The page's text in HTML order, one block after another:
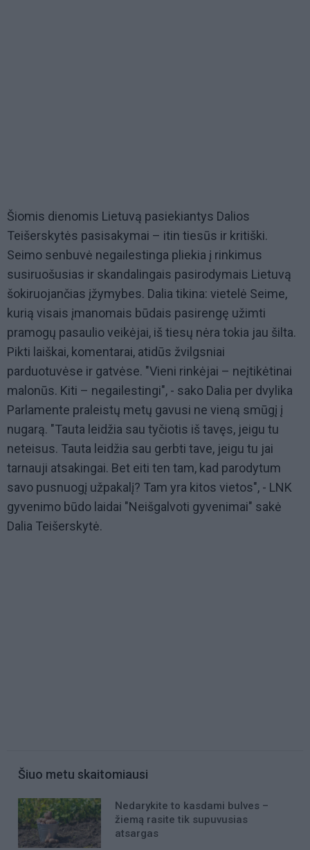
Šiomis dienomis Lietuvą pasiekiantys Dalios
Teišerskytės pasisakymai – itin tiesūs ir kritiški.
Seimo senbuvė negailestinga pliekia į rinkimus
susiruošusias ir skandalingais pasirodymais Lietuvą
šokiruojančias įžymybes. Dalia tikina: vietelė Seime,
kurią visais įmanomais būdais pasirengę užimti
pramogų pasaulio veikėjai, iš tiesų nėra tokia jau šilta.
Pikti laiškai, komentarai, atidūs žvilgsniai
parduotuvėse ir gatvėse. "Vieni rinkėjai – neįtikėtinai
malonūs. Kiti – negailestingi", - sako Dalia per dvylika
Parlamente praleistų metų gavusi ne vieną smūgį į
nugarą. "Tauta leidžia sau tyčiotis iš tavęs, jeigu tu
neteisus. Tauta leidžia sau gerbti tave, jeigu tu jai
tarnauji atsakingai. Bet eiti ten tam, kad parodytum
savo pusnuogį užpakalį? Tam yra kitos vietos", - LNK
gyvenimo būdo laidai "Neišgalvoti gyvenimai" sakė
Dalia Teišerskytė.
Šiuo metu skaitomiausi
Nedarykite to kasdami bulves –
žiemą rasite tik supuvusias
atsargas